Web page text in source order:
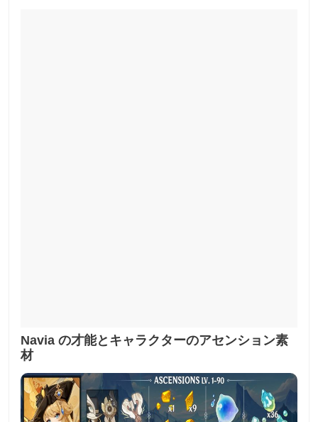
Navia の才能とキャラクターのアセンション素
材